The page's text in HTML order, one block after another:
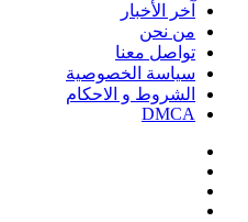
آخر الأخبار
من نحن
تواصل معنا
سياسة الخصوصية
الشروط و الاحكام
DMCA